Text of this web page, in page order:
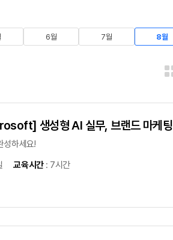
6월 7월 8월
생성형 AI 실무, 브랜드 마케팅
성하세요!
교육시간: 7시간